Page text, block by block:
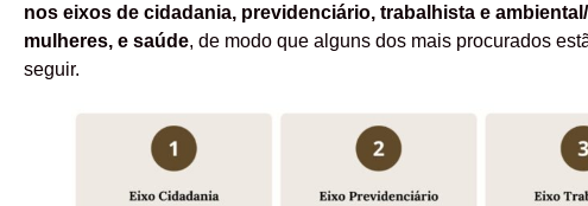
nos eixos de cidadania, previdenciário, trabalhista e
mulheres, e saúde, de modo que alguns dos mais procurados
seguir.